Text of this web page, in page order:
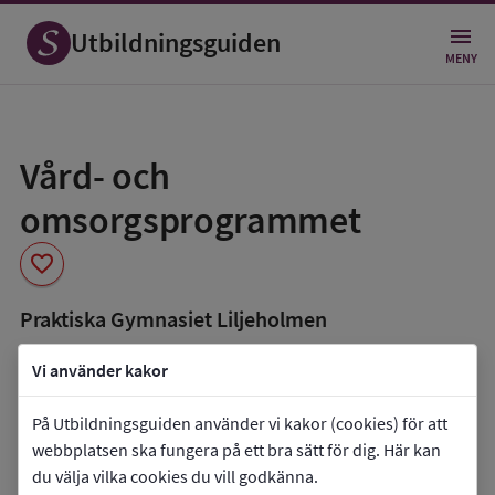
Vi använder kakor
På Utbildningsguiden använder vi kakor (cookies) för att
webbplatsen ska fungera på ett bra sätt för dig. Här kan
du välja vilka cookies du vill godkänna.
Utbildningsguiden MENY
Vård- och
omsorgsprogrammet
favorite
som
favorit
Praktiska Gymnasiet Liljeholmen
book_5 Inriktning som finns tillgänglig
Programmet saknar inriktningar.
co_present Programmet finns också som
Lärlingsutbildning